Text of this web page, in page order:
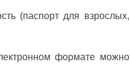
(паспорт для взрослых,
формате можно